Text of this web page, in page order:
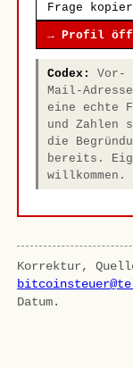
Frage
→ Profil
Codex:
Vor-
Mail-
eine echte
und Zahlen
die
bereits.
willkommen.
Korrektur,
Datum.